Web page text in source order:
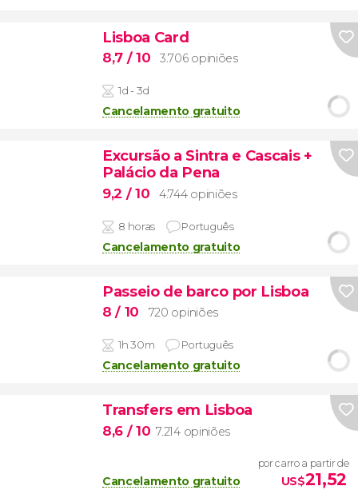
Lisboa Card
8,7 / 10 3.706 opiniões
1d - 3d
Cancelamento gratuito
Excursão a Sintra e Cascais +
Palácio da Pena
9,2 / 10 4.744 opiniões
8 horas Português
Cancelamento gratuito
Passeio de barco por Lisboa
8/ 10 720 opiniões
1h 30m Português
Cancelamento gratuito
Transfers em Lisboa
8,6 / 10 7.214 opiniões
Cancelamento gratuito
por carro a partir de
US$21,52